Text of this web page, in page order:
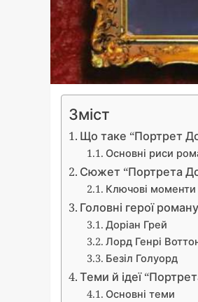
Зміст
Що таке “Портрет
Основні риси
Сюжет “Портрета
Ключові
Головні герої роману
Доріан Грей
Лорд Генрі
Безіл Голуорд
Теми й ідеї
Основні теми